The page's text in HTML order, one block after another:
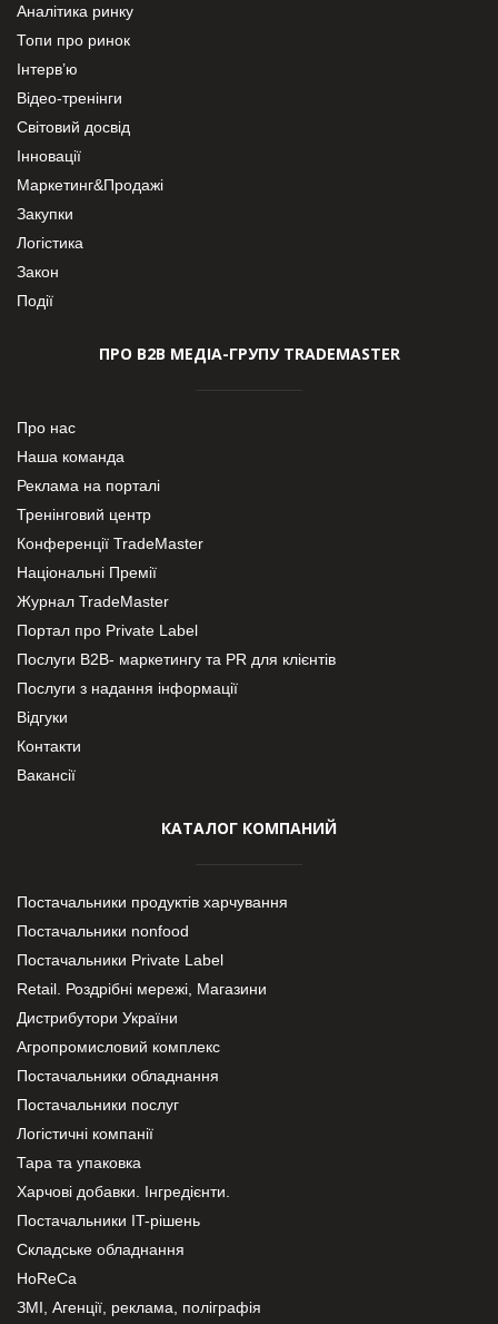
Аналітика ринку
Топи про ринок
Інтерв’ю
Відео-тренінги
Світовий досвід
Інновації
Маркетинг&Продажі
Закупки
Логістика
Закон
Події
ПРО В2В МЕДІА-ГРУПУ TRADEMASTER
Про нас
Наша команда
Реклама на порталі
Тренінговий центр
Конференції TradeMaster
Національні Премії
Журнал TradeMaster
Портал про Private Label
Послуги В2В- маркетингу та PR для клієнтів
Послуги з надання інформації
Відгуки
Контакти
Вакансії
КАТАЛОГ КОМПАНИЙ
Постачальники продуктів харчування
Постачальники nonfood
Постачальники Private Label
Retail. Роздрібні мережі, Магазини
Дистрибутори України
Агропромисловий комплекс
Постачальники обладнання
Постачальники послуг
Логістичні компанії
Тара та упаковка
Харчові добавки. Інгредієнти.
Постачальники IT-рішень
Складське обладнання
HoReCa
ЗМІ, Агенції, реклама, поліграфія